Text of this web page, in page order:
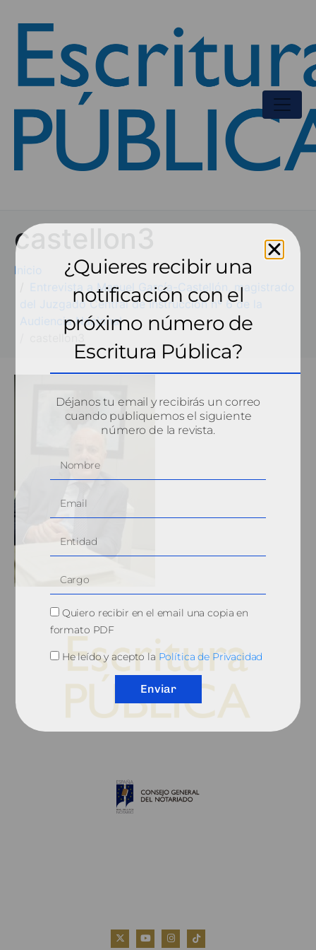
castellon3
Inicio
Entrevista a Manuel García-Castellón, magistrado
del Juzgado Central de Instrucción nº 6 de la
Audiencia Nacional
castellon3
¿Quieres recibir una
notificación con el
próximo número de
Escritura Pública?
Déjanos tu email y recibirás un correo
cuando publiquemos el siguiente
número de la revista.
Quiero recibir en el email una copia en
formato PDF
He leído y acepto la Política de Privacidad
Enviar